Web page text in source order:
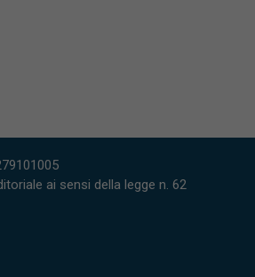
ai sensi della legge n. 62